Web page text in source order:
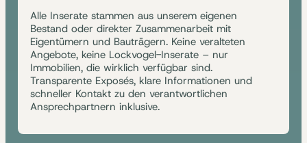
Alle Inserate stammen aus unserem eigenen
Bestand oder direkter Zusammenarbeit mit
Eigentümern und Bauträgern. Keine veralteten
Angebote, keine Lockvogel-Inserate – nur
Immobilien, die wirklich verfügbar sind.
Transparente Exposés, klare Informationen und
schneller Kontakt zu den verantwortlichen
Ansprechpartnern inklusive.